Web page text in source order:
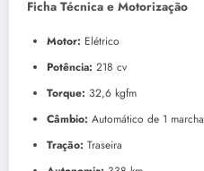
Ficha Técnica e Motorização
Motor: Elétrico
Potência: 218 cv
Torque: 32,6 kgfm
Câmbio: Automático de 1 marcha
Tração: Traseira